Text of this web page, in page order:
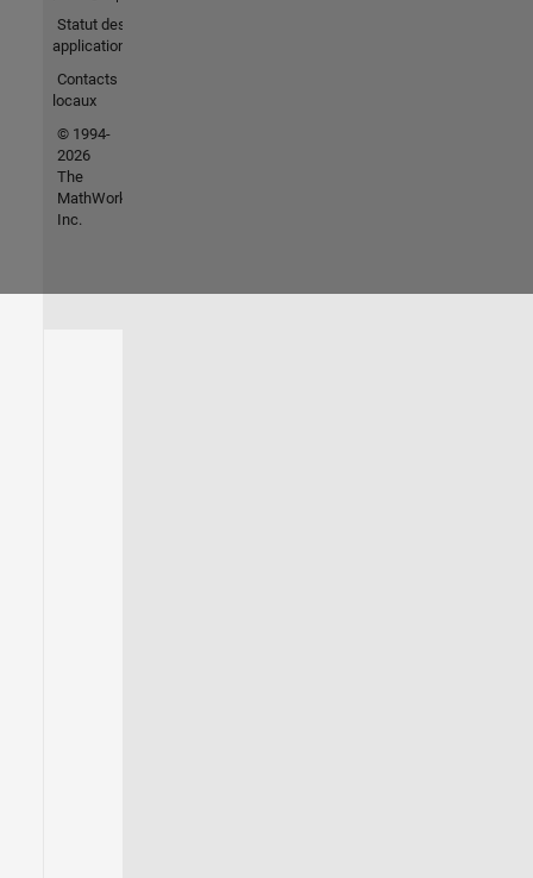
Statut des
applications
Contacts
locaux
© 1994-
2026
The
MathWorks,
Inc.